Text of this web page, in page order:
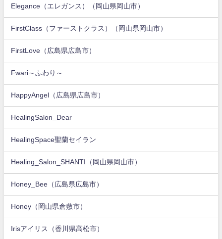
Elegance（エレガンス）（岡山県岡山市）
FirstClass（ファーストクラス）（岡山県岡山市）
FirstLove（広島県広島市）
Fwari～ふわり～
HappyAngel（広島県広島市）
HealingSalon_Dear
HealingSpace聖蘭セイラン
Healing_Salon_SHANTI（岡山県岡山市）
Honey_Bee（広島県広島市）
Honey（岡山県倉敷市）
Irisアイリス（香川県高松市）